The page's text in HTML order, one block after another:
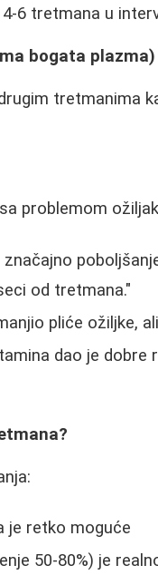
6 tretmana u
bogata plazma)
tretmanima
problemom
značajno
od tretmana."
pliće ožiljke,
dao je
je retko moguće
50-80%) je